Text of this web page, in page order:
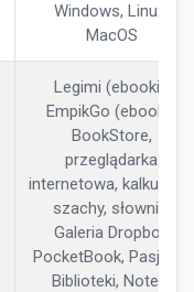
Windows, Linux,
MacOS
Legimi (ebooki),
EmpikGo (ebooki),
BookStore,
przeglądarka
internetowa, kalkulator,
szachy, słownik,
Galeria Dropbox
PocketBook, Pasjans,
Biblioteki, Notes,